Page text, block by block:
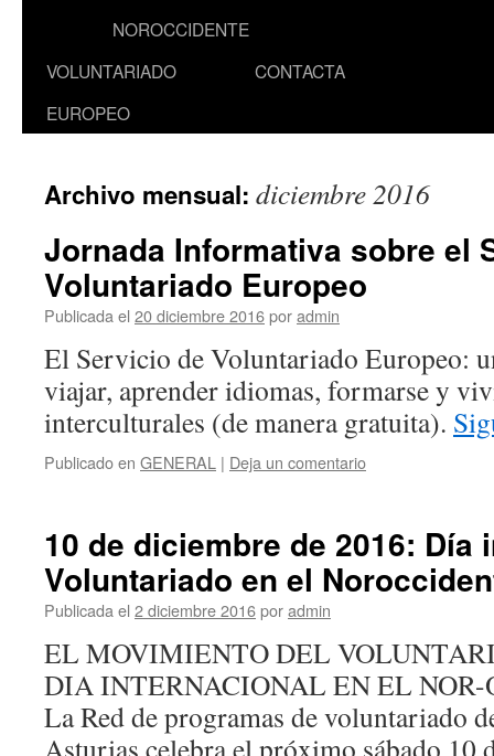
NOROCCIDENTE
VOLUNTARIADO
EUROPEO
CONTACTA
Archivo mensual: diciembre 2016
Jornada Informativa sobre el
Voluntariado Europeo
Publicada el 20 diciembre 2016poradmin
El Servicio de Voluntariado Europeo:
viajar, aprender idiomas, formarse y
interculturales (de manera gratuita).
Publicado en GENERAL | Deja un comentario
10 de diciembre de 2016: Día
Voluntariado en el
Publicada el 2 diciembre 2016poradmin
EL MOVIMIENTO DEL
DIA INTERNACIONAL EN EL
La Red de programas de voluntariado
Asturias celebra el próximo sábado 10